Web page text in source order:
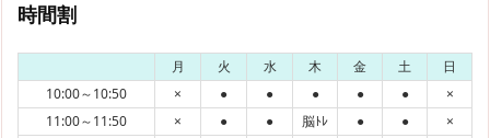
時間割
月 火 水 木 金 土
日
10:00～10:50
× ● ● ● ● ●
×
11:00～11:50
× ● ● 脳ﾄﾚ ● ●
×